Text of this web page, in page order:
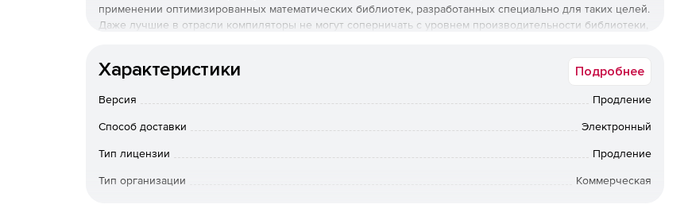
применении оптимизированных математических библиотек, разработанных специально для таких целей.
Даже лучшие в отрасли компиляторы не могут соперничать с уровнем производительности библиотеки,
Intel Math Kernel Library предоставляет разработчикам возможность создавать новые функции в своих
код, написанный сегодня, будет совместим с будущими поколениями процессоров Intel. Библиотека Intel
алгебры, быстрых преобразований Фурье, векторной математики и статистики. Через единый вызов API
для языка Fortran или C эти функции автоматически масштабируются на прошлые, текущие и будущие
Особенности Intel Math Kernel Library:
Характеристики Подробнее
Версия Продление
Способ доставки Электронный
Тип лицензии Продление
Тип организации Коммерческая